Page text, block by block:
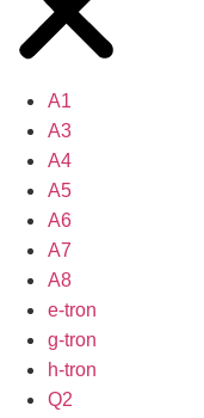
A1
A3
A4
A5
A6
A7
A8
e-tron
g-tron
h-tron
Q2